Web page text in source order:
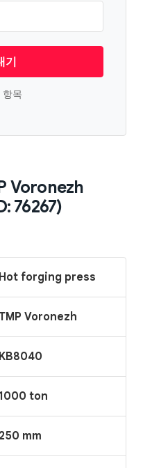
기
항목
Voronezh
76267)
Hot forging press
Voronezh
KB8040
ton
mm